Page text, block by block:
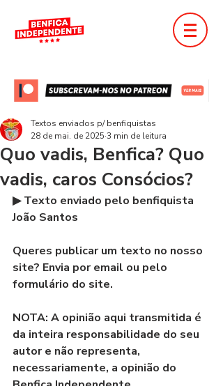
Quo vadis, Benfica? Quo
vadis, caros Consócios?
Textos enviados p/ benfiquistas
28 de mai. de 2025 3 min de leitura
▶ Texto enviado pelo benfiquista
João Santos
Queres publicar um texto no nosso
site? Envia por email ou pelo
formulário do site.
NOTA: A opinião aqui transmitida é
da inteira responsabilidade do seu
autor e não representa,
necessariamente, a opinião do